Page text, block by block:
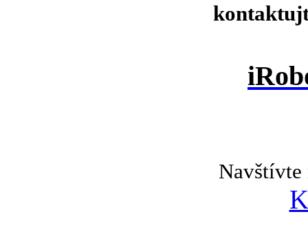
Navštívte